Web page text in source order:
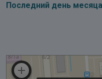
Последний день месяца